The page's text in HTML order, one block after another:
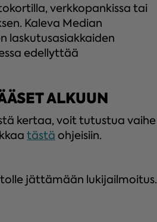
verkkopankissa tai
Kaleva Median
laskutusasiakkaiden
edellyttää
ALKUUN
kertaa, voit tutustua vaihe
tästä ohjeisiin.
jättämään lukijailmoitus.